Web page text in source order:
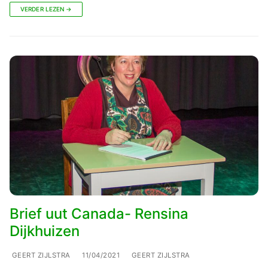
VERDER LEZEN →
Brief uut Canada- Rensina
Dijkhuizen
GEERT ZIJLSTRA 11/04/2021 GEERT ZIJLSTRA